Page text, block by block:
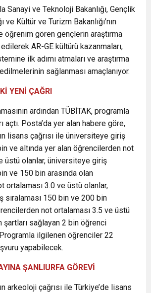
Sanayi ve Teknoloji Bakanlığı, Gençlik
ve Kültür ve Turizm Bakanlığı’nın
öğrenim gören gençlerin araştırma
AR-GE kültürü kazanmaları,
ilk adımı atmaları ve araştırma
sağlanması amaçlanıyor.
YENİ ÇAĞRI
ardından TÜBİTAK, programla
açtı. Posta’da yer alan habere göre,
lisans çağrısı ile üniversiteye giriş
ve altında yer alan öğrencilerden not
üstü olanlar, üniversiteye giriş
ve 150 bin arasında olan
ortalaması 3.0 ve üstü olanlar,
sıralaması 150 bin ve 200 bin
not ortalaması 3.5 ve üstü
şartları sağlayan 2 bin öğrenci
ilgilenen öğrenciler 22
yapabilecek.
ŞANLIURFA GÖREVİ
arkeoloji çağrısı ile Türkiye’de lisans